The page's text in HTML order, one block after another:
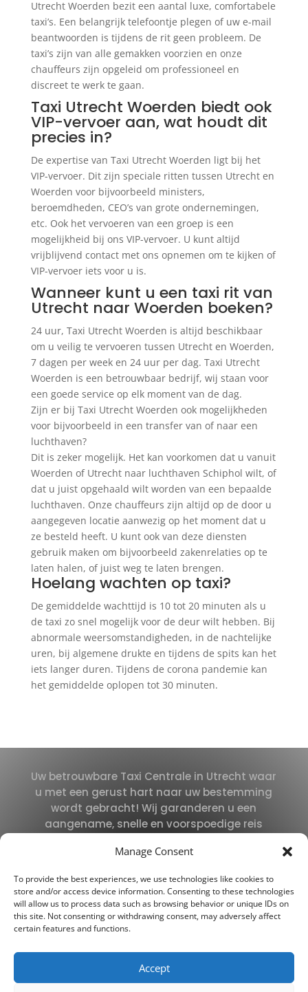
Manage Consent
To provide the best experiences, we use technologies like cookies to
store and/or access device information. Consenting to these technologies
will allow us to process data such as browsing behavior or unique IDs on
this site. Not consenting or withdrawing consent, may adversely affect
certain features and functions.
Accept
Utrecht Woerden bezit een aantal luxe, comfortabele
taxi’s. Een belangrijk telefoontje plegen of uw e-mail
beantwoorden is tijdens de rit geen probleem. De
taxi’s zijn van alle gemakken voorzien en onze
chauffeurs zijn opgeleid om professioneel en
discreet te werk te gaan.
Taxi Utrecht Woerden biedt ook
VIP-vervoer aan, wat houdt dit
precies in?
De expertise van Taxi Utrecht Woerden ligt bij het
VIP-vervoer. Dit zijn speciale ritten tussen Utrecht en
Woerden voor bijvoorbeeld ministers,
beroemdheden, CEO’s van grote ondernemingen,
etc. Ook het vervoeren van een groep is een
mogelijkheid bij ons VIP-vervoer. U kunt altijd
vrijblijvend contact met ons opnemen om te kijken of
VIP-vervoer iets voor u is.
Wanneer kunt u een taxi rit van
Utrecht naar Woerden boeken?
24 uur, Taxi Utrecht Woerden is altijd beschikbaar
om u veilig te vervoeren tussen Utrecht en Woerden,
7 dagen per week en 24 uur per dag. Taxi Utrecht
Woerden is een betrouwbaar bedrijf, wij staan voor
een goede service op elk moment van de dag.
Zijn er bij Taxi Utrecht Woerden ook mogelijkheden
voor bijvoorbeeld in een transfer van of naar een
luchthaven?
Dit is zeker mogelijk. Het kan voorkomen dat u vanuit
Woerden of Utrecht naar luchthaven Schiphol wilt, of
dat u juist opgehaald wilt worden van een bepaalde
luchthaven. Onze chauffeurs zijn altijd op de door u
aangegeven locatie aanwezig op het moment dat u
ze besteld heeft. U kunt ook van deze diensten
gebruik maken om bijvoorbeeld zakenrelaties op te
laten halen, of juist weg te laten brengen.
Hoelang wachten op taxi?
De gemiddelde wachttijd is 10 tot 20 minuten als u
de taxi zo snel mogelijk voor de deur wilt hebben. Bij
abnormale weersomstandigheden, in de nachtelijke
uren, bij algemene drukte en tijdens de spits kan het
iets langer duren. Tijdens de corona pandemie kan
het gemiddelde oplopen tot 30 minuten.
Uw betrouwbare Taxi Centrale in Utrecht waar
u met een gerust hart naar uw bestemming
wordt gebracht! Wij garanderen u een
aangename, snelle en voorspoedige reis
Telefoon: +31 30 20 72 725
E-mail: info@taxibusutrecht.com